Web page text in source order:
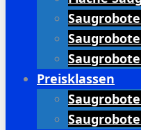
Preisklassen